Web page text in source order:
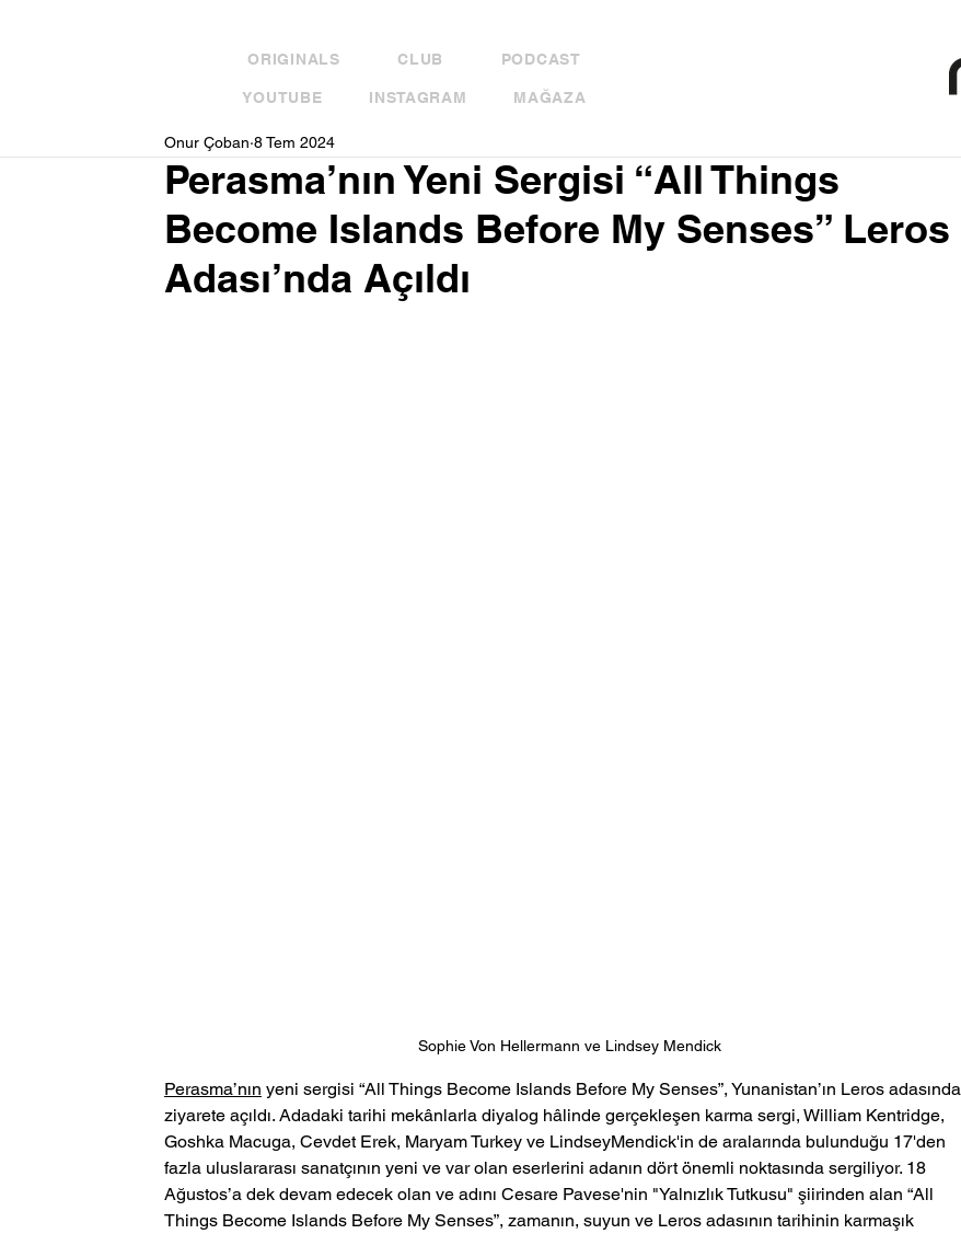
ORIGINALS CLUB PODCAST
YOUTUBE INSTAGRAM MAĞAZA
Perasma’nın Yeni Sergisi “All Things
Become Islands Before My Senses” Leros
Adası’nda Açıldı
Onur Çoban 8 Tem 2024
Sophie Von Hellermann ve Lindsey Mendick
Perasma’nın yeni sergisi “All Things Become Islands Before My Senses”, Yunanistan’ın Leros adasında
ziyarete açıldı. Adadaki tarihi mekânlarla diyalog hâlinde gerçekleşen karma sergi, William Kentridge,
Goshka Macuga, Cevdet Erek, Maryam Turkey ve LindseyMendick'in de aralarında bulunduğu 17'den
fazla uluslararası sanatçının yeni ve var olan eserlerini adanın dört önemli noktasında sergiliyor. 18
Ağustos’a dek devam edecek olan ve adını Cesare Pavese'nin "Yalnızlık Tutkusu" şiirinden alan “All
Things Become Islands Before My Senses”, zamanın, suyun ve Leros adasının tarihinin karmaşık